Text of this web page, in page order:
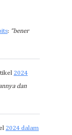
: “bener
2024
dan
2024 dalam